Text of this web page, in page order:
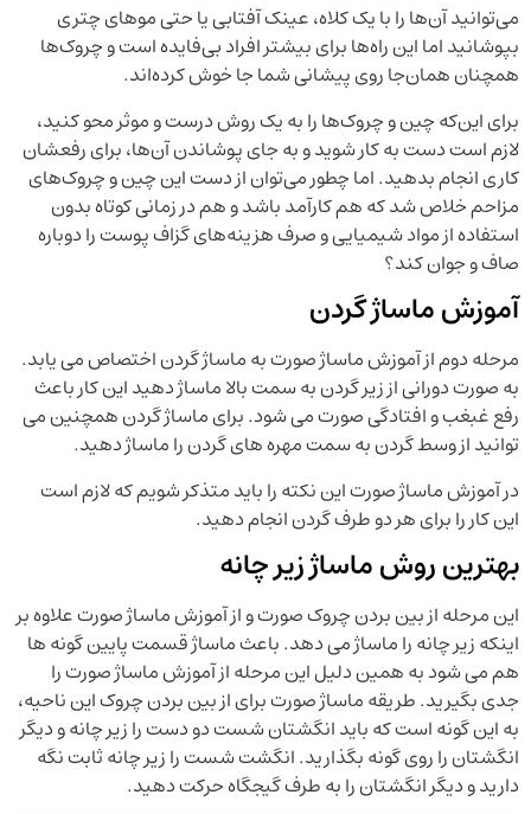
می‌توانید آن‌ها را با یک کلاه، عینک آفتابی یا حتی موهای چتری
بپوشانید اما این راه‌ها برای بیشتر افراد بی‌فایده است و چروک‌ها
همچنان همان‌جا روی پیشانی شما جا خوش کرده‌اند.
برای این‌که چین و چروک‌ها را به یک روش درست و موثر محو کنید،
لازم است دست به کار شوید و به جای پوشاندن آن‌ها، برای رفعشان
کاری انجام بدهید. اما چطور می‌توان از دست این چین و چروک‌های
مزاحم خلاص شد که هم کارآمد باشد و هم در زمانی کوتاه بدون
استفاده از مواد شیمیایی و صرف هزینه‌های گزاف پوست را دوباره
صاف و جوان کند؟
آموزش ماساژ گردن
مرحله دوم از آموزش ماساژ صورت به ماساژ گردن اختصاص می یابد.
به صورت دورانی از زیر گردن به سمت بالا ماساژ دهید این کار باعث
رفع غبغب و افتادگی صورت می شود. برای ماساژ گردن همچنین می
توانید از وسط گردن به سمت مهره های گردن را ماساژ دهید.
در آموزش ماساژ صورت این نکته را باید متذکر شویم که لازم است
این کار را برای هر دو طرف گردن انجام دهید.
بهترین روش ماساژ زیر چانه
این مرحله از بین بردن چروک صورت و از آموزش ماساژ صورت علاوه بر
اینکه زیر چانه را ماساژ می دهد. باعث ماساژ قسمت پایین گونه ها
هم می شود به همین دلیل این مرحله از آموزش ماساژ صورت را
جدی بگیرید. طریقه ماساژ صورت برای از بین بردن چروک این ناحیه،
به این گونه است که باید انگشتان شست دو دست را زیر چانه و دیگر
انگشتان را روی گونه بگذارید. انگشت شست را زیر چانه ثابت نگه
دارید و دیگر انگشتان را به طرف گیجگاه حرکت دهید.